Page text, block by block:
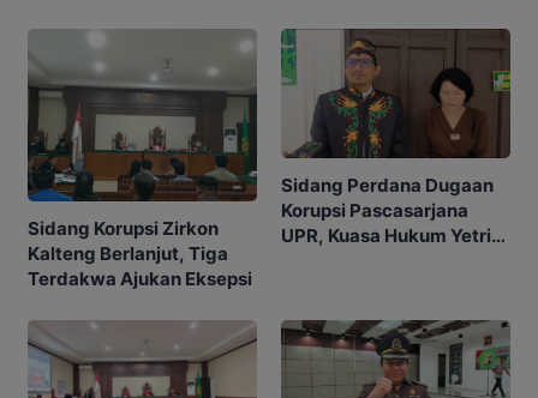
Sidang Korupsi Zirkon
Kalteng Berlanjut, Tiga
Terdakwa Ajukan Eksepsi
Sidang Perdana Dugaan
Korupsi Pascasarjana
UPR, Kuasa Hukum Yetrie